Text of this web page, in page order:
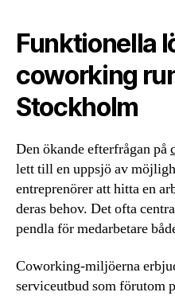
Funktionella
coworking
Stockholm
Den ökande efterfrågan på
lett till en uppsjö av
entreprenörer att hitta en
deras behov. Det ofta
pendla för medarbetare
Coworking-miljöerna
serviceutbud som förutom